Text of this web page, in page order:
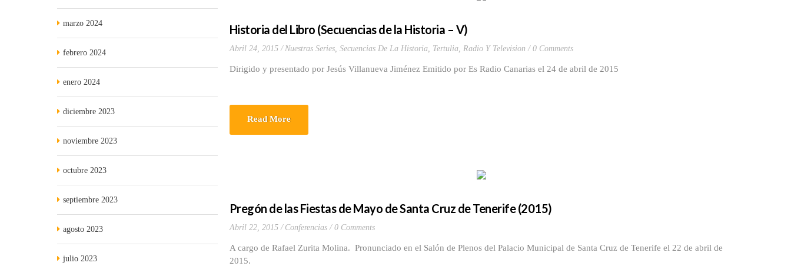
Historia del Libro (Secuencias de la Historia – V)
Abril 24, 2015 Nuestras Series, Secuencias De La Historia, Tertulia, Radio Y Television 0 Comments
Dirigido y presentado por Jesús Villanueva Jiménez Emitido por Es Radio Canarias el 24 de abril de 2015
Read More
Pregón de las Fiestas de Mayo de Santa Cruz de Tenerife (2015)
Abril 22, 2015 Conferencias 0 Comments
A cargo de Rafael Zurita Molina. Pronunciado en el Salón de Plenos del Palacio Municipal de Santa Cruz de Tenerife el 22 de abril de
2015.
marzo 2024
febrero 2024
enero 2024
diciembre 2023
noviembre 2023
octubre 2023
septiembre 2023
agosto 2023
julio 2023